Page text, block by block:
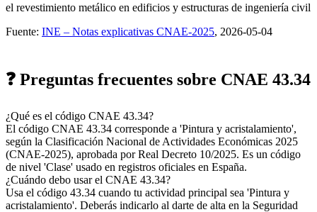
el revestimiento metálico en edificios y estructuras de ingeniería civil
Fuente: INE – Notas explicativas CNAE-2025, 2026-05-04
❓ Preguntas frecuentes sobre CNAE 43.34
¿Qué es el código CNAE 43.34?
El código CNAE 43.34 corresponde a 'Pintura y acristalamiento',
según la Clasificación Nacional de Actividades Económicas 2025
(CNAE-2025), aprobada por Real Decreto 10/2025. Es un código
de nivel 'Clase' usado en registros oficiales en España.
¿Cuándo debo usar el CNAE 43.34?
Usa el código 43.34 cuando tu actividad principal sea 'Pintura y
acristalamiento'. Deberás indicarlo al darte de alta en la Seguridad